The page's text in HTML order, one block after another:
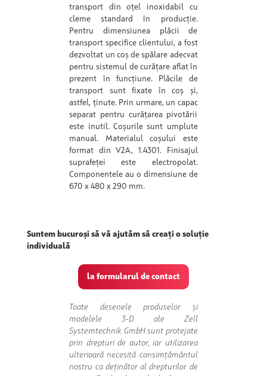
transport din oțel inoxidabil cu
cleme standard în producție.
Pentru dimensiunea plăcii de
transport specifice clientului, a fost
dezvoltat un coș de spălare adecvat
pentru sistemul de curățare aflat în
prezent în funcțiune. Plăcile de
transport sunt fixate în coș și,
astfel, ținute. Prin urmare, un capac
separat pentru curățarea pivotării
este inutil. Coșurile sunt umplute
manual. Materialul coșului este
format din V2A, 1.4301. Finisajul
suprafeței este electropolat.
Componentele au o dimensiune de
670 x 480 x 290 mm.
Suntem bucuroși să vă ajutăm să creați o soluție
individuală
la formularul de contact
Toate desenele produselor și
modelele 3-D ale Zell
Systemtechnik GmbH sunt protejate
prin drepturi de autor, iar utilizarea
ulterioară necesită consimțământul
nostru ca deținător al drepturilor de